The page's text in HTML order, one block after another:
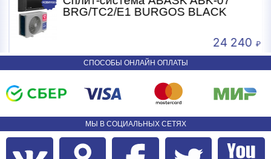
BRG/TC2/E1 BURGOS BLACK
24 240
СПОСОБЫ ОНЛАЙН ОПЛАТЫ
МЫ В СОЦИАЛЬНЫХ СЕТЯХ